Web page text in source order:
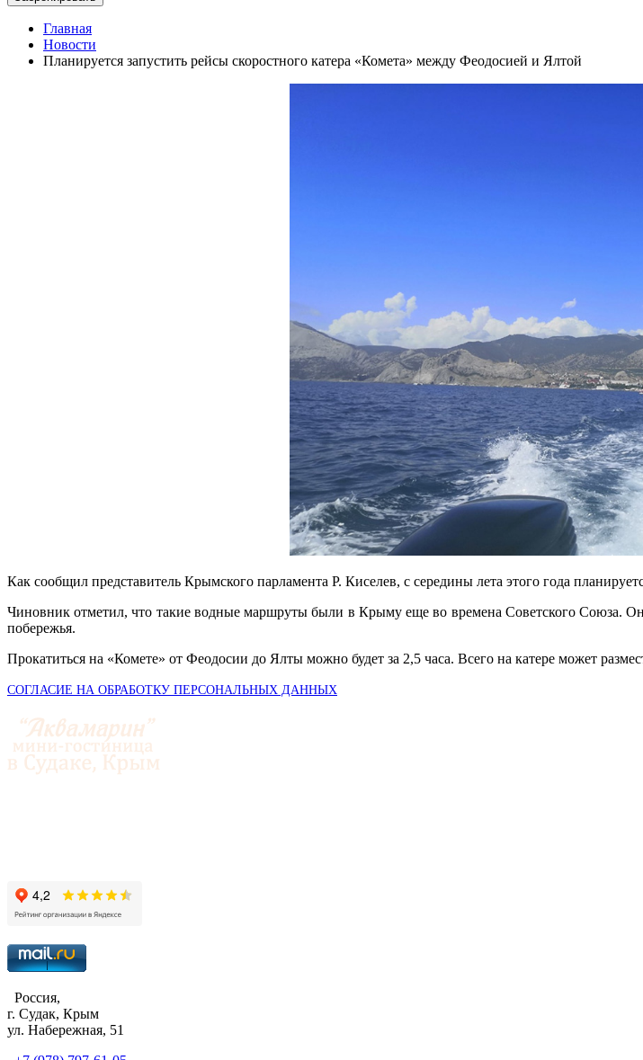
Главная
Новости
Планируется запустить рейсы скоростного катера «Комета» между Феодосией и Ялтой
Как сообщил представитель Крымского парламента Р. Киселев, с середины лета этого года
Чиновник отметил, что такие водные маршруты были в Крыму еще во времена Советского Союза.
побережья.
Прокатиться на «Комете» от Феодосии до Ялты можно будет за 2,5 часа. Всего на катере может
СОГЛАСИЕ НА ОБРАБОТКУ ПЕРСОНАЛЬНЫХ ДАННЫХ
Россия,
г. Судак, Крым
ул. Набережная, 51